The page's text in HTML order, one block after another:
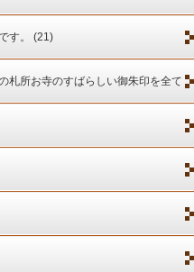
す。 (21)
札所お寺のすばらしい御朱印を全て